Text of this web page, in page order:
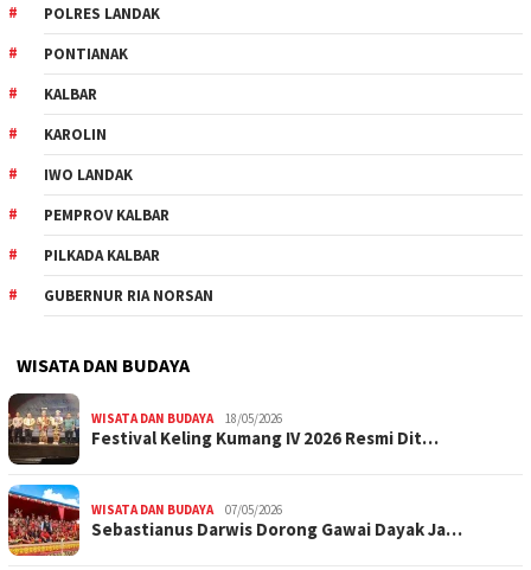
POLRES LANDAK
PONTIANAK
KALBAR
KAROLIN
IWO LANDAK
PEMPROV KALBAR
PILKADA KALBAR
GUBERNUR RIA NORSAN
WISATA DAN BUDAYA
WISATA DAN BUDAYA 18/05/2026
Festival Keling Kumang IV 2026 Resmi Dit…
WISATA DAN BUDAYA 07/05/2026
Sebastianus Darwis Dorong Gawai Dayak Ja…